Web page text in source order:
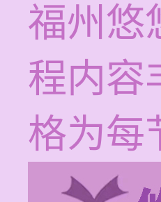
福州悠
程内容
格为每